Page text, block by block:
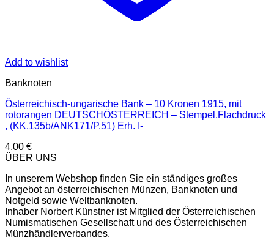
Add to wishlist
Banknoten
Österreichisch-ungarische Bank – 10 Kronen 1915, mit
rotorangen DEUTSCHÖSTERREICH – Stempel,Flachdruck
, (KK.135b/ANK171/P.51) Erh. I-
4,00 €
ÜBER UNS
In unserem Webshop finden Sie ein ständiges großes
Angebot an österreichischen Münzen, Banknoten und
Notgeld sowie Weltbanknoten.
Inhaber Norbert Künstner ist Mitglied der Österreichischen
Numismatischen Gesellschaft und des Österreichischen
Münzhändlerverbandes.